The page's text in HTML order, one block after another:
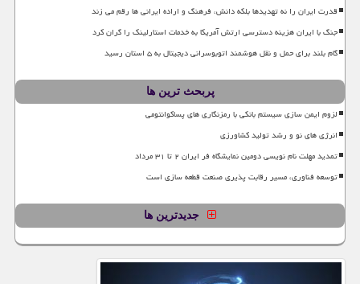
قدرت ایران را نه تهدیدها بلکه دانش، فرهنگ و اراده ایرانی ها رقم می زند
جنگ با ایران هزینه دسترسی ارتش آمریکا به خدمات استارلینک را گران کرد
گام بلند برای حمل و نقل هوشمند اتوبوسرانی دیجیتال به ۵ استان رسید
پربحث ترین ها
لزوم ایمن سازی سیستم بانکی با رمزنگاری های پساکوانتومی
انرژی های نو و رشد تولید کشاورزی
تمدید مهلت نام نویسی دومین نمایشگاه فر ایران ۲ تا ۳۱ مرداد
توسعه فناوری، مسیر رقابت پذیری صنعت قطعه سازی است
جدیدترین ها